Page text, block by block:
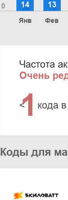
0
Янв
14
Фев
13
Частота
Очень
<
1 кода
Коды для